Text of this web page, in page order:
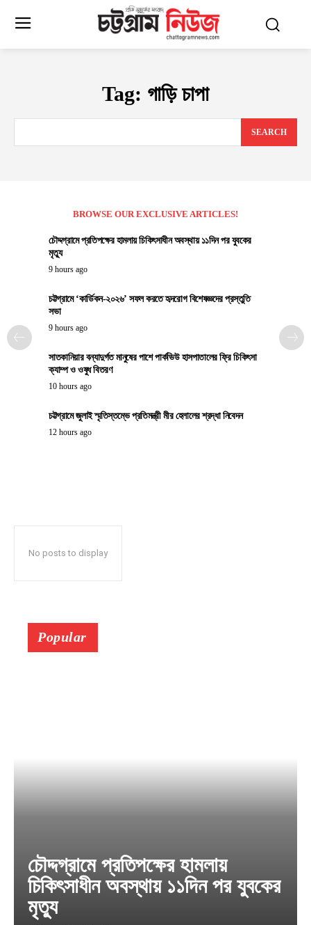
Tag: গাড়ি চাপা
SEARCH
BROWSE OUR EXCLUSIVE ARTICLES!
চৌদ্দগ্রামে প্রতিপক্ষের হামলায় চিকিৎসাধীন অবস্থায় ১১দিন পর যুবকের
মৃত্যু
9 hours ago
চট্টগ্রামে ‘কার্ডিকন-২০২৬’ সফল করতে হৃদরোগ বিশেষজ্ঞদের প্রস্তুতি
সভা
9 hours ago
সাতকানিয়ার বন্যাদুর্গত মানুষের পাশে পার্কভিউ হাসপাতালের ফ্রি চিকিৎসা
ক্যাম্প ও ওষুধ বিতরণ
10 hours ago
চট্টগ্রামে জুলাই স্মৃতিস্তম্ভে প্রতিমন্ত্রী মীর হেলালের শ্রদ্ধা নিবেদন
12 hours ago
No posts to display
Popular
চৌদ্দগ্রামে প্রতিপক্ষের হামলায়
চিকিৎসাধীন অবস্থায় ১১দিন পর যুবকের
মৃত্যু